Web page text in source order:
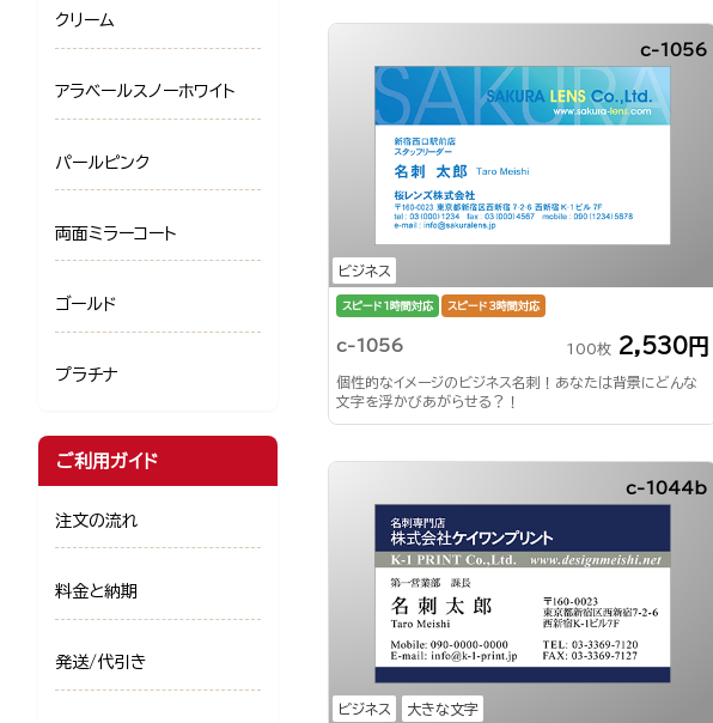
ビジネス
c-1056
スピード1時間対応 スピード3時間対応
c-1056 100枚 2,530円
個性的なイメージのビジネス名刺！あなたは背景にどんな
文字を浮かびあがらせる？！
ビジネス 大きな文字
c-1044b
クリーム
アラベールスノーホワイト
パールピンク
両面ミラーコート
ゴールド
プラチナ
ご利用ガイド
注文の流れ
料金と納期
発送/代引き